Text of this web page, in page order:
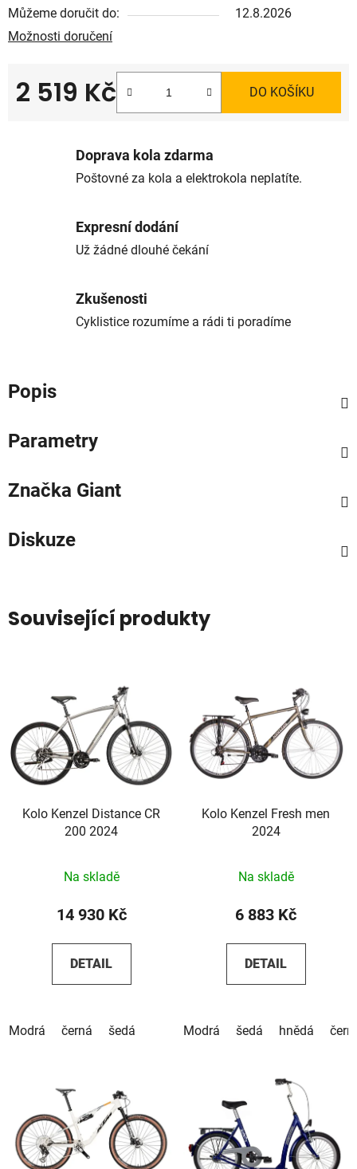
Můžeme doručit do:
12.8.2026
Možnosti doručení
2 519 Kč DO KOŠÍKU
Doprava kola zdarma
Poštovné za kola a elektrokola neplatíte.
Expresní dodání
Už žádné dlouhé čekání
Zkušenosti
Cyklistice rozumíme a rádi ti poradíme
Popis
Parametry
Značka Giant
Diskuze
Související produkty
Kolo Kenzel Distance CR
200 2024
Na skladě
14 930 Kč
DETAIL
Modrá černá šedá
Kolo Kenzel Fresh men
2024
Na skladě
6 883 Kč
DETAIL
Modrá šedá hnědá